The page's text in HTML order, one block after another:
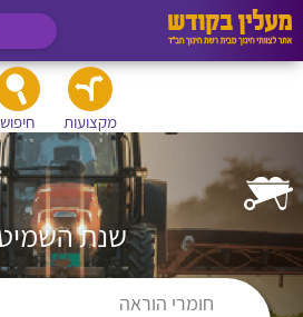
מקצועות חיפוש
שנת
חומרי הוראה